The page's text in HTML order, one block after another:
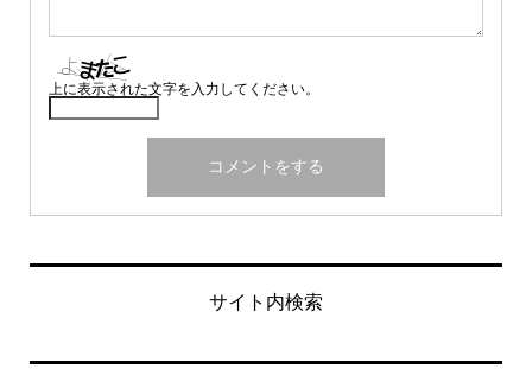
上に表示された文字を入力してください。
サイト内検索